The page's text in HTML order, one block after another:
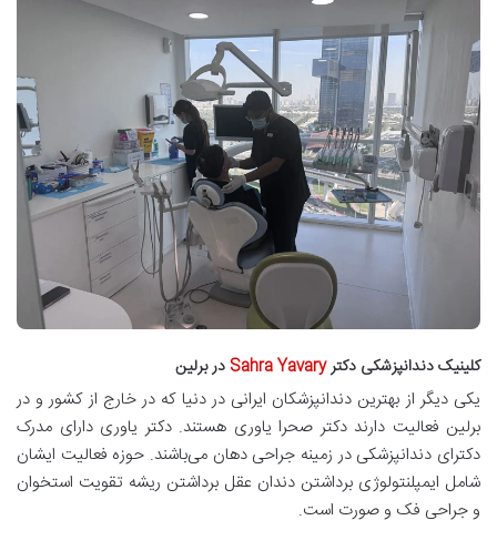
کلینیک دندانپزشکی دکترSahra Yavary در برلین
یکی دیگر از بهترین دندانپزشکان ایرانی در دنیا که در خارج از کشور و در
برلین فعالیت دارند دکتر صحرا یاوری هستند. دکتر یاوری دارای مدرک
دکترای دندانپزشکی در زمینه جراحی دهان می‌باشند. حوزه فعالیت ایشان
شامل ایمپلنتولوژی برداشتن دندان عقل برداشتن ریشه تقویت استخوان
و جراحی فک و صورت است.